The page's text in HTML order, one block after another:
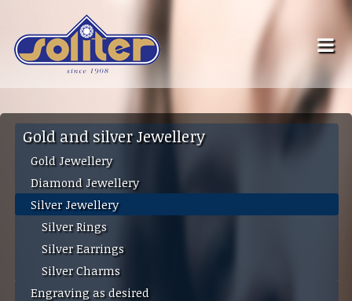
Gold and silver Jewellery
Gold Jewellery
Diamond Jewellery
Silver Jewellery
Silver Rings
Silver Earrings
Silver Charms
Engraving as desired